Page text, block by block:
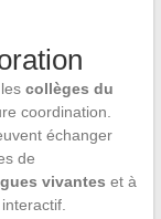
collèges du
coordination.
échanger
de
vivantes et à